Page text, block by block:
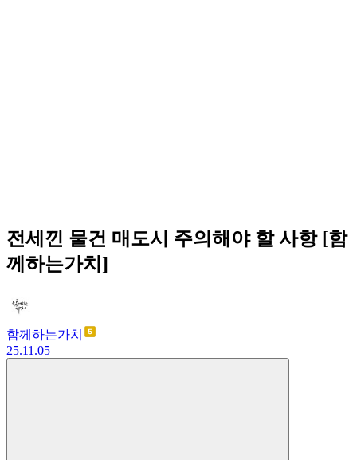
전세낀 물건 매도시 주의해야 할 사항 [함
께하는가치]
함께하는가치
25.11.05